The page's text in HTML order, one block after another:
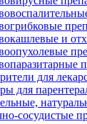
и
для
для
сосудистые